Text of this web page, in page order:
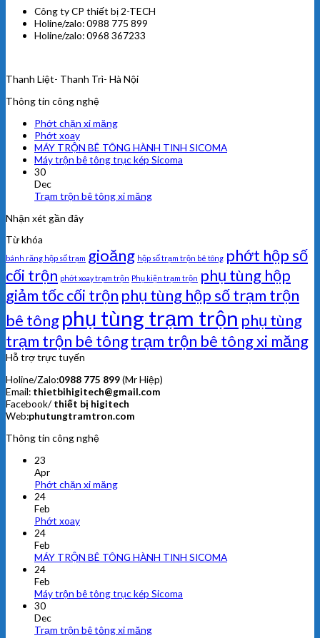
Công ty CP thiết bị 2-TECH
Holine/zalo: 0988 775 899
Holine/zalo: 0968 367233
Thanh Liệt- Thanh Trì- Hà Nội
Thông tin công nghệ
Phớt chặn xi măng
Phớt xoay
MÁY TRỘN BÊ TÔNG HÀNH TINH SICOMA
Máy trộn bê tông trục kép Sicoma
30
Dec
Trạm trộn bê tông xi măng
Nhận xét gần đây
Từ khóa
bánh răng hộp số trạm gioăng hộp số trạm trộn bê tông phớt hộp số
cối trộn phớt xoay trạm trộn Phụ kiện trạm trộn phụ tùng hộp
giảm tốc cối trộn phụ tùng hộp số trạm trộn
bê tôngphụ tùng trạm trộn phụ tùng
trạm trộn bê tôngtrạm trộn bê tông xi măng
Hỗ trợ trực tuyến
Holine/Zalo:0988 775 899(Mr Hiệp)
Email: thietbihigitech@gmail.com
Facebook/ thiết bị higitech
Web:phutungtramtron.com
Thông tin công nghệ
23
Apr
Phớt chặn xi măng
24
Feb
Phớt xoay
24
Feb
MÁY TRỘN BÊ TÔNG HÀNH TINH SICOMA
24
Feb
Máy trộn bê tông trục kép Sicoma
30
Dec
Trạm trộn bê tông xi măng